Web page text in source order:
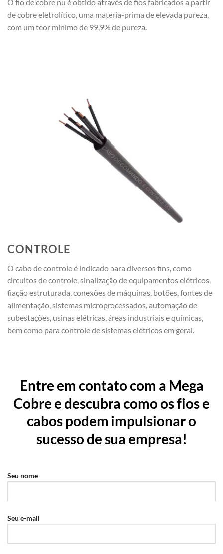
O fio de cobre nu é obtido através de fios fabricados a partir
de cobre eletrolítico, uma matéria-prima de elevada pureza,
com um teor mínimo de 99,9% de pureza.
CONTROLE
O cabo de controle é indicado para diversos fins, como
circuitos de controle, sinalização de equipamentos elétricos,
fiação estruturada, conexões de máquinas, botões, fontes de
alimentação, sistemas microprocessados, automação de
subestações, usinas elétricas, áreas industriais e químicas,
bem como para controle de sistemas elétricos em geral.
Entre em contato com a Mega
Cobre e descubra como os fios e
cabos podem impulsionar o
sucesso de sua empresa!
Seu nome
Seu e-mail